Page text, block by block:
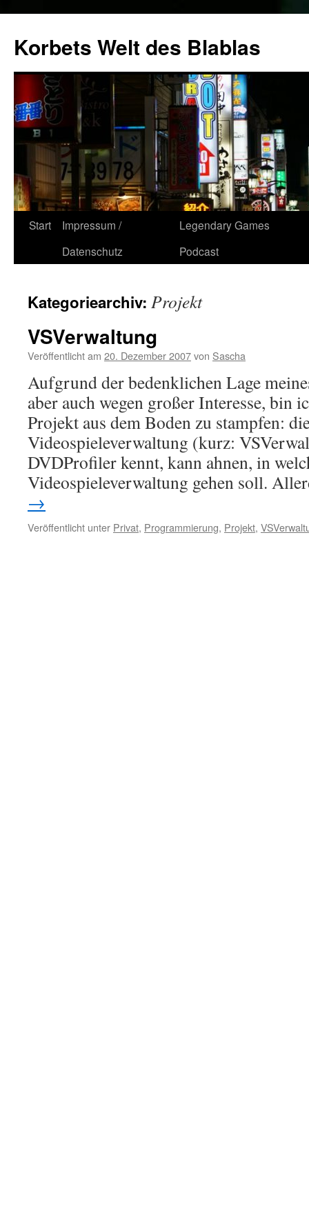
springen
Korbets Welt des Blablas
Start
Impressum /
Datenschutz
Legendary Games
Podcast
Kategoriearchiv: Projekt
VSVerwaltung
Veröffentlicht am 20. Dezember 2007von Sascha
Aufgrund der bedenklichen Lage
aber auch wegen großer Interesse, bin
Projekt aus dem Boden zu stampfen:
Videospieleverwaltung (kurz:
DVDProfiler kennt, kann ahnen, in
Videospieleverwaltung gehen soll.
→
Veröffentlicht unter Privat, Programmierung, Projekt,